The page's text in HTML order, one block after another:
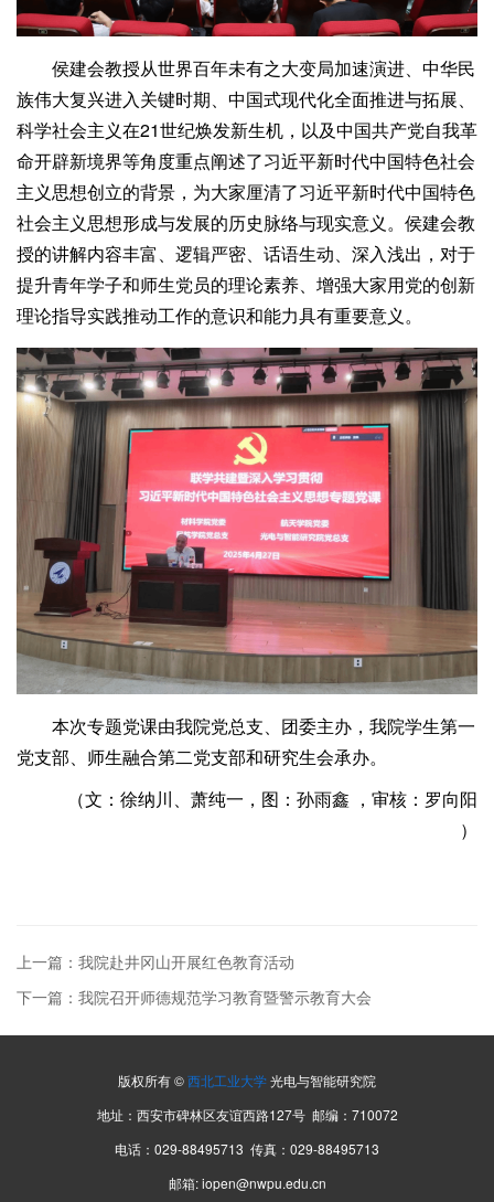
侯建会教授从世界百年未有之大变局加速演进、中华民
族伟大复兴进入关键时期、中国式现代化全面推进与拓展、
科学社会主义在21世纪焕发新生机，以及中国共产党自我革
命开辟新境界等角度重点阐述了习近平新时代中国特色社会
主义思想创立的背景，为大家厘清了习近平新时代中国特色
社会主义思想形成与发展的历史脉络与现实意义。侯建会教
授的讲解内容丰富、逻辑严密、话语生动、深入浅出，对于
提升青年学子和师生党员的理论素养、增强大家用党的创新
理论指导实践推动工作的意识和能力具有重要意义。
本次专题党课由我院党总支、团委主办，我院学生第一
党支部、师生融合第二党支部和研究生会承办。
（文：徐纳川、萧纯一，图：孙雨鑫 ，审核：罗向阳
）
上一篇：我院赴井冈山开展红色教育活动
下一篇：我院召开师德规范学习教育暨警示教育大会
版权所有 ©西北工业大学光电与智能研究院
地址：西安市碑林区友谊西路127号 邮编：710072
电话：029-88495713 传真：029-88495713
邮箱: iopen@nwpu.edu.cn